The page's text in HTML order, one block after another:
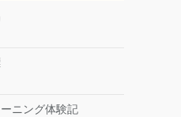
ニング体験記